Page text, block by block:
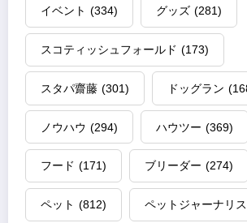
イベント (334) グッズ (281)
スコティッシュフォールド (173)
スタパ齋藤 (301) ドッグラン
ノウハウ (294) ハウツー (369)
フード (171) ブリーダー (274)
ペット (812) ペットジャーナリス